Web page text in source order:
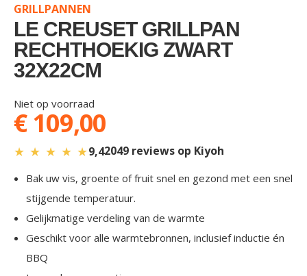
beginning
of
the
images
gallery
GRILLPANNEN
LE CREUSET GRILLPAN
RECHTHOEKIG ZWART
32X22CM
Niet op voorraad
€ 109,00
★ ★ ★ ★ ★9,42049 reviews op Kiyoh
Bak uw vis, groente of fruit snel en gezond met een snel
stijgende temperatuur.
Gelijkmatige verdeling van de warmte
Geschikt voor alle warmtebronnen, inclusief inductie én
BBQ